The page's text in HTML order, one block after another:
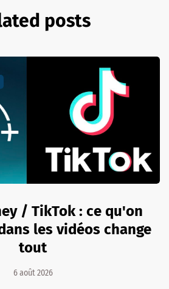
posts
/ TikTok : ce qu'on
les vidéos change
tout
6 août 2026